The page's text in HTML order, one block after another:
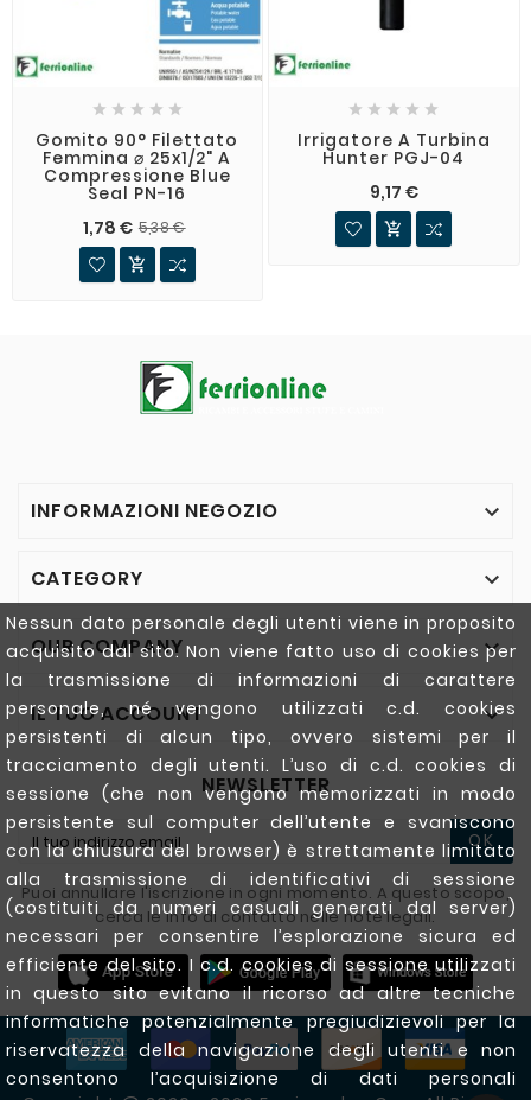
Nessun dato personale degli utenti viene in proposito
acquisito dal sito. Non viene fatto uso di cookies per
la trasmissione di informazioni di carattere
personale, né vengono utilizzati c.d. cookies
persistenti di alcun tipo, ovvero sistemi per il
tracciamento degli utenti. L’uso di c.d. cookies di
sessione (che non vengono memorizzati in modo
persistente sul computer dell’utente e svaniscono
con la chiusura del browser) è strettamente limitato
alla trasmissione di identificativi di sessione
(costituiti da numeri casuali generati dal server)
necessari per consentire l’esplorazione sicura ed
efficiente del sito. I c.d. cookies di sessione utilizzati
in questo sito evitano il ricorso ad altre tecniche
informatiche potenzialmente pregiudizievoli per la
riservatezza della navigazione degli utenti e non
consentono l’acquisizione di dati personali
    
Gomito 90° Filettato
Femmina ⌀ 25x1/2" A
Compressione Blue
Seal PN-16
1,78 € 5,38 €

    
Irrigatore A Turbina
Hunter PGJ-04
9,17 €

INFORMAZIONI NEGOZIO 
CATEGORY 
OUR COMPANY 
IL TUO ACCOUNT 
NEWSLETTER
OK
Puoi annullare l'iscrizione in ogni momento. A questo scopo,
cerca le info di contatto nelle note legali.